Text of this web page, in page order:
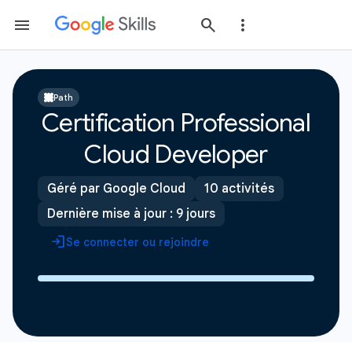
Path
Certification Professional
Cloud Developer
Géré par Google Cloud
10 activités
Dernière mise à jour : 9 jours
Se connecter ou rejoindre